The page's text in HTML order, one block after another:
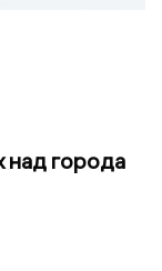
над города